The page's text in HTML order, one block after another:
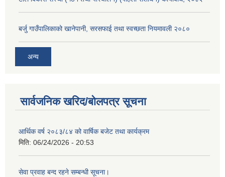
बर्जु गाउँपालिकाको खानेपानी, सरसफाई तथा स्वच्छता नियमावली २०८०
अन्य
सार्वजनिक खरिद/बोलपत्र सूचना
आर्थिक वर्ष २०८३/८४ को वार्षिक बजेट तथा कार्यक्रम
मिति: 06/24/2026 - 20:53
सेवा प्रवाह बन्द रहने सम्बन्धी सूचना।